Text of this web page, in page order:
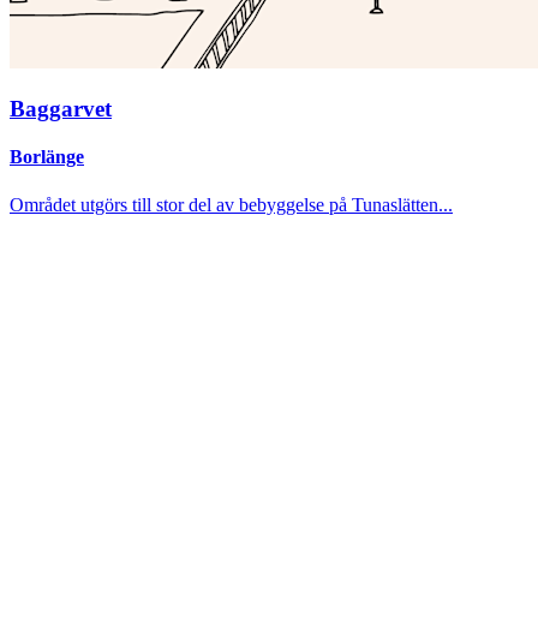
Baggarvet
Borlänge
Området utgörs till stor del av bebyggelse på Tunaslätten...